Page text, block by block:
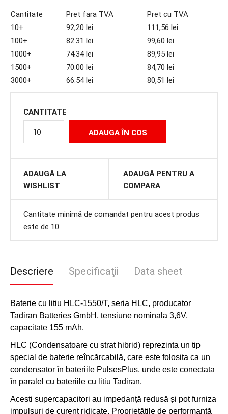
Cantitate Pret fara TVA
Pret cu TVA
10+
92,20 lei
111,56 lei
100+
82.31 lei
99,60 lei
1000+
74.34 lei
89,95 lei
1500+
70.00 lei
84,70 lei
3000+
66.54 lei 80,51 lei
CANTITATE
ADAUGĂ LA
WISHLIST
ADAUGĂ PENTRU A
COMPARA
Cantitate minimă de comandat pentru acest produs
este de 10
Descriere Specificaţii Data sheet
Baterie cu litiu HLC-1550/T, seria HLC, producator
Tadiran Batteries GmbH, tensiune nominala 3,6V,
capacitate 155 mAh.
HLC (Condensatoare cu strat hibrid) reprezinta un tip
special de baterie reîncărcabilă, care este folosita ca un
condensator în bateriile PulsesPlus, unde este conectata
în paralel cu bateriile cu litiu Tadiran.
Acesti supercapacitori au impedanță redusă și pot furniza
impulsuri de curent ridicate. Proprietățile de performanță